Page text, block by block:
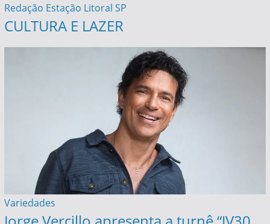
Redação Estação Litoral SP
CULTURA E LAZER
Variedades